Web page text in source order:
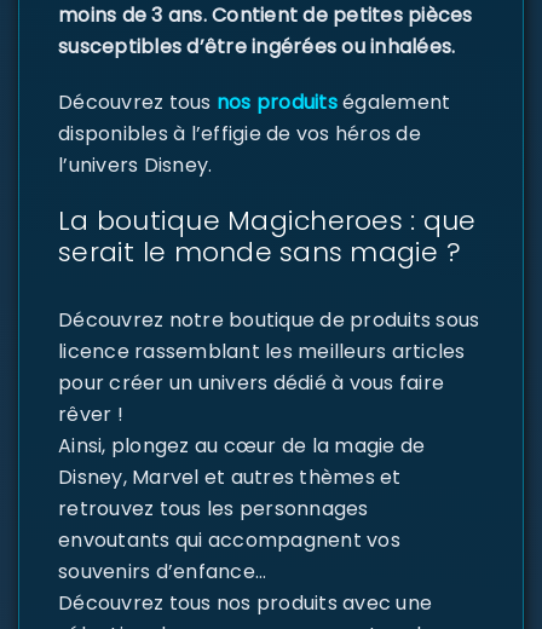
moins de 3 ans. Contient de petites pièces
susceptibles d’être ingérées ou inhalées.
Découvrez tous nos produitségalement
disponibles à l’effigie de vos héros de
l’univers Disney.
La boutique Magicheroes : que
serait le monde sans magie ?
Découvrez notre boutique de produits sous
licence rassemblant les meilleurs articles
pour créer un univers dédié à vous faire
rêver !
Ainsi, plongez au cœur de la magie de
Disney, Marvel et autres thèmes et
retrouvez tous les personnages
envoutants qui accompagnent vos
souvenirs d’enfance…
Découvrez tous nos produits avec une